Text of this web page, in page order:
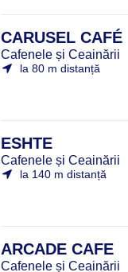
CARUSEL CAFÉ
Cafenele și Ceainării
la 80 m distanță
ESHTE
Cafenele și Ceainării
la 140 m distanță
ARCADE CAFE
Cafenele și Ceainării